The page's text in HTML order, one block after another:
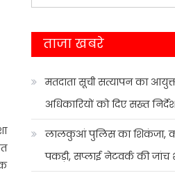
for:
ताजा खबरे
मतदाता सूची सत्यापन का
अधिकारियों को दिए सख्त
लालकुआं पुलिस का शिकंजा,
पकड़ी, सप्लाई नेटवर्क की जांच